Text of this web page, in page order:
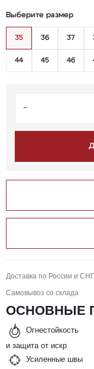
Выберите размер
35 36 37
44 45 46
−
Доставка по России и СНГ
Самовывоз со склада
ОСНОВНЫЕ
Огнестойкость
и защита от искр
Усиленные швы